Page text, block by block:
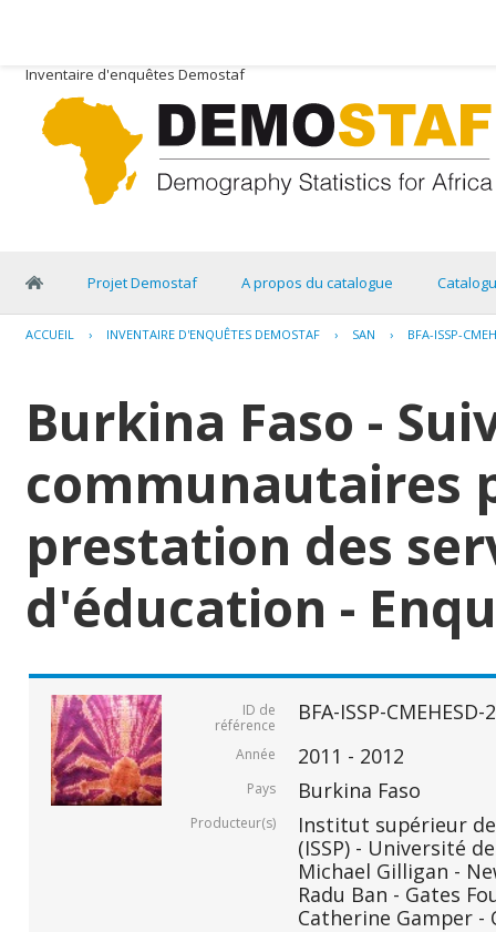
Inventaire d'enquêtes Demostaf
Projet Demostaf A propos du catalogue
ACCUEIL › INVENTAIRE D'ENQUÊTES DEMOSTAF › SAN › BFA-ISSP-
Burkina Faso -
communautaires
prestation des
d'éducation -
ID de
référence
BFA-ISSP-
Année 2011 - 2012
Pays Burkina Faso
Producteur(s)
Institut supérieur
(ISSP) - Université
Michael Gilligan -
Radu Ban - Gates
Catherine Gamper